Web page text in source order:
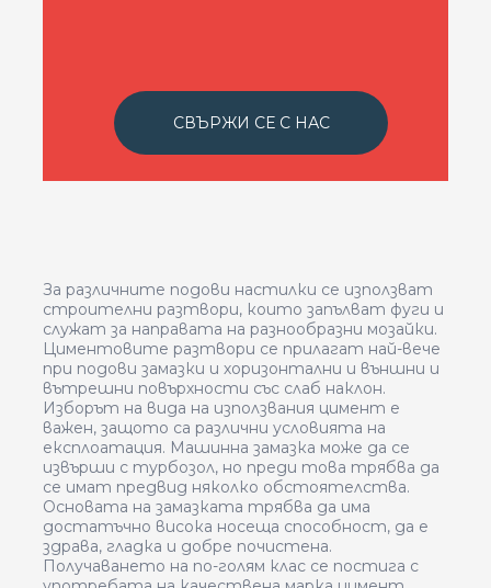
СВЪРЖИ СЕ С НАС
За различните подови настилки се използват
строителни разтвори, които запълват фуги и
служат за направата на разнообразни мозайки.
Циментовите разтвори се прилагат най-вече
при подови замазки и хоризонтални и външни и
вътрешни повърхности със слаб наклон.
Изборът на вида на използвания цимент е
важен, защото са различни условията на
експлоатация. Машинна замазка може да се
извърши с турбозол, но преди това трябва да
се имат предвид няколко обстоятелства.
Основата на замазката трябва да има
достатъчно висока носеща способност, да е
здрава, гладка и добре почистена.
Получаването на по-голям клас се постига с